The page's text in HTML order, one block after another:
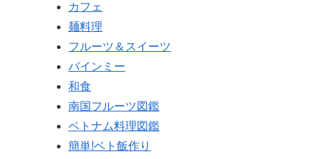
カフェ
麺料理
フルーツ＆スイーツ
バインミー
和食
南国フルーツ図鑑
ベトナム料理図鑑
簡単!ベト飯作り